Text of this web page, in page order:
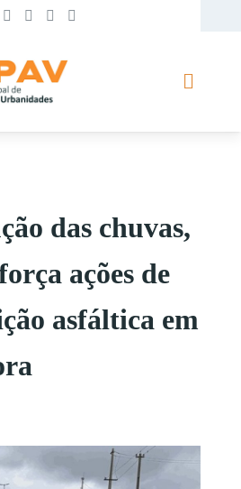
das chuvas,
ações de
asfáltica em